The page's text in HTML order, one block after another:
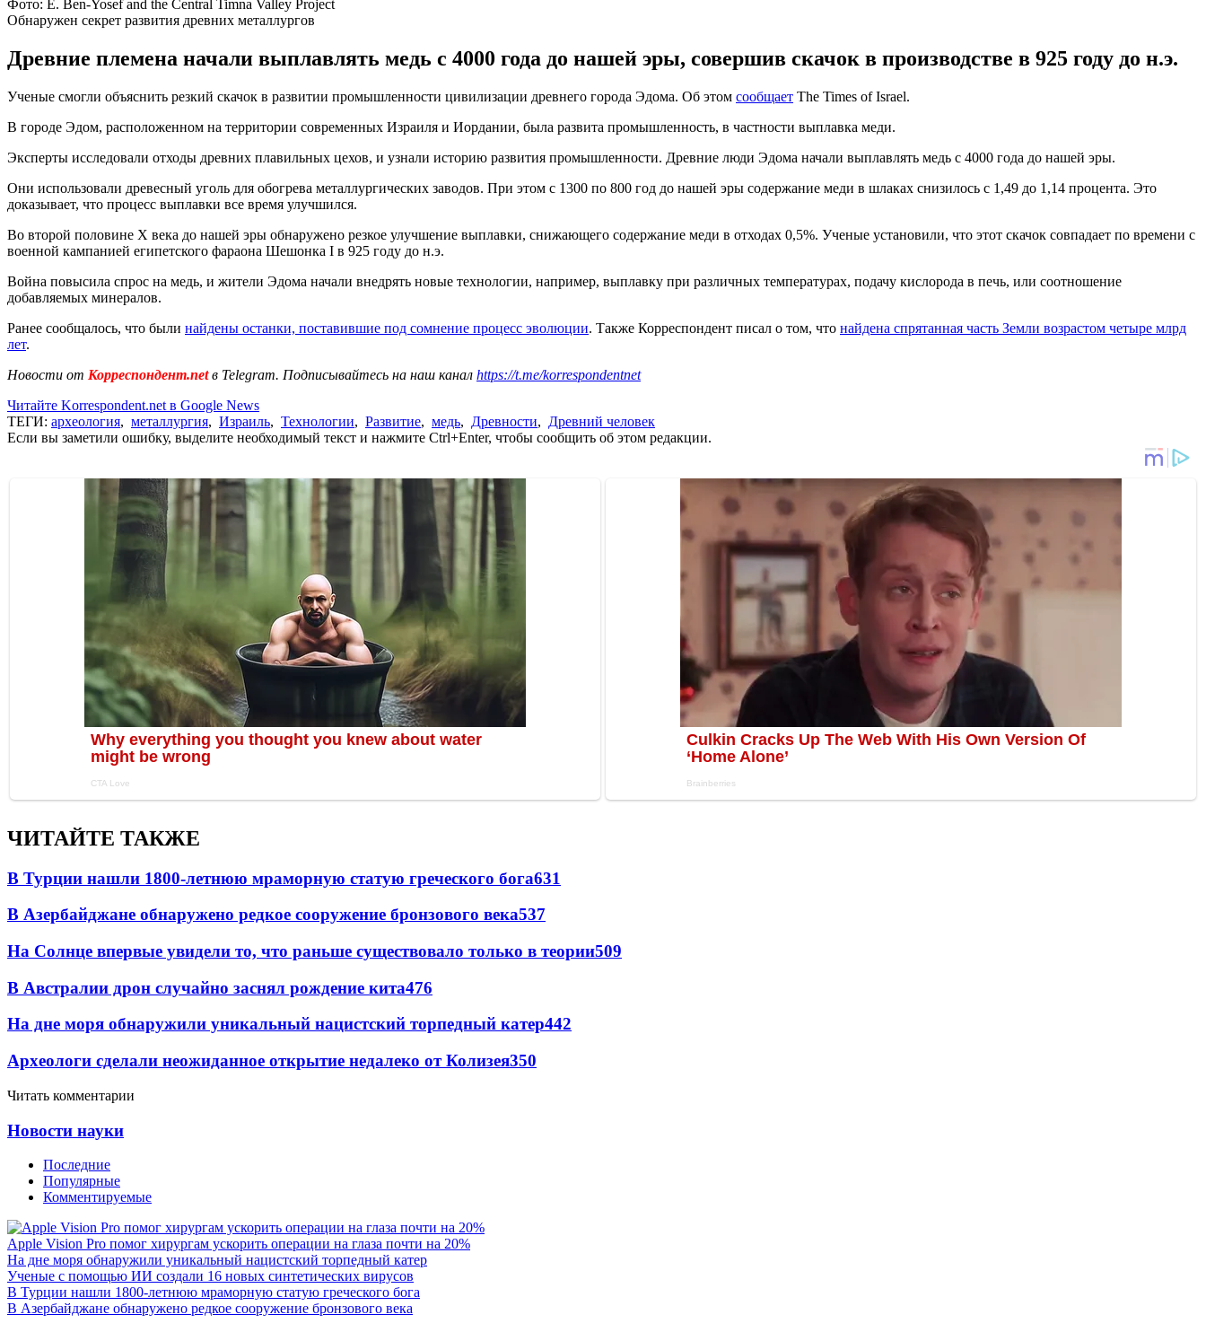
Фото: E. Ben-Yosef and the Central Timna Valley Project
Обнаружен секрет развития древних металлургов
Древние племена начали выплавлять медь с 4000 года до нашей эры, совершив скачок в производстве в 925 году до н.э.
Ученые смогли объяснить резкий скачок в развитии промышленности цивилизации древнего города Эдома. Об этом сообщает The Times of Israel.
В городе Эдом, расположенном на территории современных Израиля и Иордании, была развита промышленность, в частности выплавка меди.
Эксперты исследовали отходы древних плавильных цехов, и узнали историю развития промышленности. Древние люди Эдома начали выплавлять медь с 4000 года до нашей эры.
Они использовали древесный уголь для обогрева металлургических заводов. При этом с 1300 по 800 год до нашей эры содержание меди в шлаках снизилось с 1,49 до 1,14 процента. Это
доказывает, что процесс выплавки все время улучшился.
Во второй половине Х века до нашей эры обнаружено резкое улучшение выплавки, снижающего содержание меди в отходах 0,5%. Ученые установили, что этот скачок совпадает по времени с
военной кампанией египетского фараона Шешонка I в 925 году до н.э.
Война повысила спрос на медь, и жители Эдома начали внедрять новые технологии, например, выплавку при различных температурах, подачу кислорода в печь, или соотношение
добавляемых минералов.
Ранее сообщалось, что были найдены останки, поставившие под сомнение процесс эволюции. Также Корреспондент писал о том, что найдена спрятанная часть Земли возрастом четыре млрд
лет.
Новости от Корреспондент.netв Telegram. Подписывайтесь на наш канал https://t.me/korrespondentnet
Читайте Korrespondent.net в Google News
ТЕГИ: археология, металлургия, Израиль, Технологии, Развитие, медь, Древности, Древний человек
Если вы заметили ошибку, выделите необходимый текст и нажмите Ctrl+Enter, чтобы сообщить об этом редакции.
ЧИТАЙТЕ ТАКЖЕ
В Турции нашли 1800-летнюю мраморную статую греческого бога631
В Азербайджане обнаружено редкое сооружение бронзового века537
На Солнце впервые увидели то, что раньше существовало только в теории509
В Австралии дрон случайно заснял рождение кита476
На дне моря обнаружили уникальный нацистский торпедный катер442
Археологи сделали неожиданное открытие недалеко от Колизея350
Читать комментарии
Новости науки
Последние
Популярные
Комментируемые
Apple Vision Pro помог хирургам ускорить операции на глаза почти на 20%
На дне моря обнаружили уникальный нацистский торпедный катер
Ученые с помощью ИИ создали 16 новых синтетических вирусов
В Турции нашли 1800-летнюю мраморную статую греческого бога
В Азербайджане обнаружено редкое сооружение бронзового века